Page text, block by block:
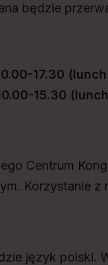
będzie
17.30
15.30
Centrum
Korzystanie z
język polski.